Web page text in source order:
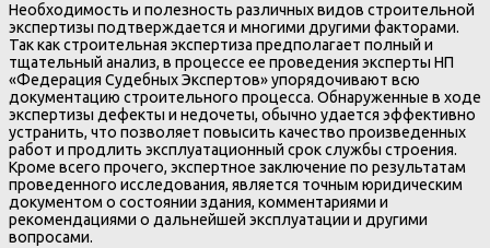
Необходимость и полезность различных видов строительной
экспертизы подтверждается и многими другими факторами.
Так как строительная экспертиза предполагает полный и
тщательный анализ, в процессе ее проведения эксперты НП
«Федерация Судебных Экспертов» упорядочивают всю
документацию строительного процесса. Обнаруженные в ходе
экспертизы дефекты и недочеты, обычно удается эффективно
устранить, что позволяет повысить качество произведенных
работ и продлить эксплуатационный срок службы строения.
Кроме всего прочего, экспертное заключение по результатам
проведенного исследования, является точным юридическим
документом о состоянии здания, комментариями и
рекомендациями о дальнейшей эксплуатации и другими
вопросами.